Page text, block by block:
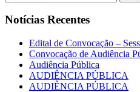
Notícias Recentes
Edital de Convocação –
Convocação de Audiência
Audiência Pública
AUDIÊNCIA PÚBLICA
AUDIÊNCIA PÚBLICA